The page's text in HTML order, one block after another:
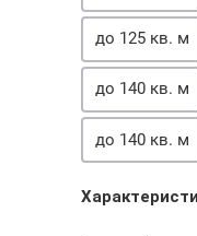
до 125 кв. м
до 140 кв. м
до 140 кв. м